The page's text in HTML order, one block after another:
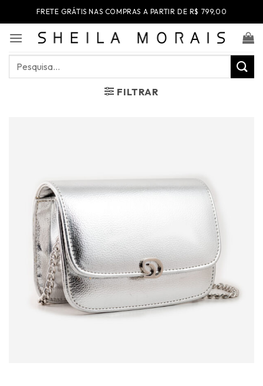
to
content
FRETE GRÁTIS NAS COMPRAS A PARTIR DE R$ 799,00
FILTRAR